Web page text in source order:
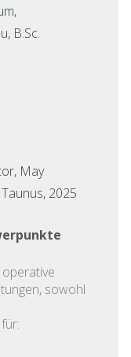
B.Sc.
May
2025
sowohl